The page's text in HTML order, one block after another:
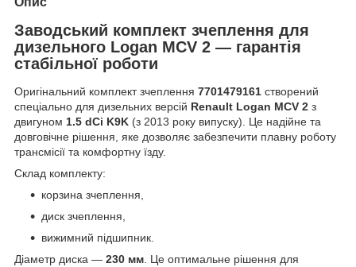
Заводський комплект зчеплення для
дизельного Logan MCV 2 — гарантія
стабільної роботи
Оригінальний комплект зчеплення 7701479161 створений
спеціально для дизельних версій Renault Logan MCV 2 з
двигуном 1.5 dCi K9K (з 2013 року випуску). Це надійне та
довговічне рішення, яке дозволяє забезпечити плавну роботу
трансмісії та комфортну їзду.
Склад комплекту:
корзина зчеплення,
диск зчеплення,
вижимний підшипник.
Діаметр диска — 230 мм. Це оптимальне рішення для